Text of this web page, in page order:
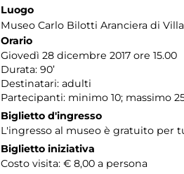
Luogo
Museo Carlo Bilotti Aranciera di
Orario
Giovedì 28 dicembre 2017 ore 15.00
Durata: 90’
Destinatari: adulti
Partecipanti: minimo 10; massimo
Biglietto d'ingresso
L'ingresso al museo è gratuito per
Biglietto iniziativa
Costo visita: € 8,00 a persona